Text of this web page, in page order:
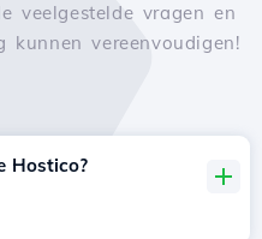
veelgestelde vragen en
vereenvoudigen!
Hostico?